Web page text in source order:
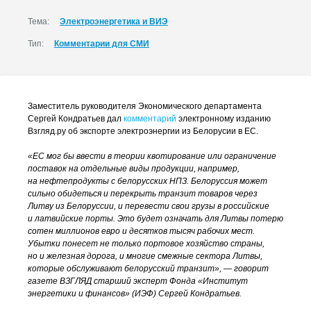
Тема: Электроэнергетика и ВИЭ
Тип: Комментарии для СМИ
Заместитель руководителя Экономического департамента
Сергей Кондратьев дал комментарий электронному изданию
Взгляд.ру об экспорте электроэнергии из Белорусии в ЕС.
«ЕС мог бы ввести в теории квотирование или ограничение
поставок на отдельные виды продукции, например,
на нефтепродукты с белорусских НПЗ. Белоруссия может
сильно обидеться и перекрыть транзит товаров через
Литву из Белоруссии, и перевести свои грузы в российские
и латвийские порты. Это будет означать для Литвы потерю
сотен миллионов евро и десятков тысяч рабочих мест.
Убытки понесет не только портовое хозяйство страны,
но и железная дорога, и многие смежные сектора Литвы,
которые обслуживают белорусский транзит», — говорит
газете ВЗГЛЯД старший эксперт Фонда «Институт
энергетики и финансов» (ИЭФ) Сергей Кондратьев.